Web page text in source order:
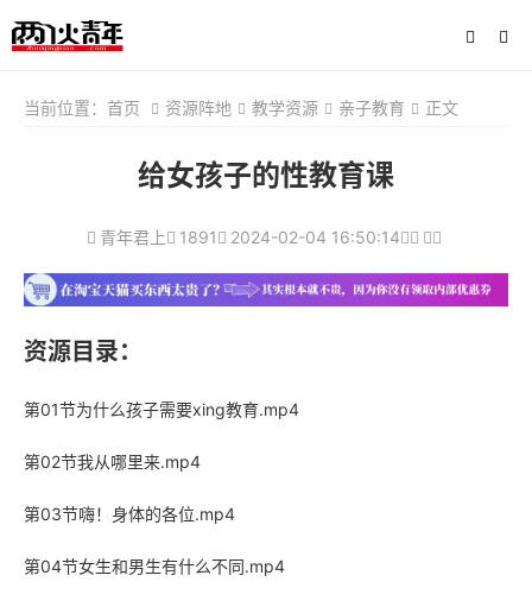
当前位置： 首页 资源阵地 教学资源 亲子教育 正文
给女孩子的性教育课
青年君上 1891 2024-02-04 16:50:14
资源目录：
第01节为什么孩子需要xing教育.mp4
第02节我从哪里来.mp4
第03节嗨！身体的各位.mp4
第04节女生和男生有什么不同.mp4